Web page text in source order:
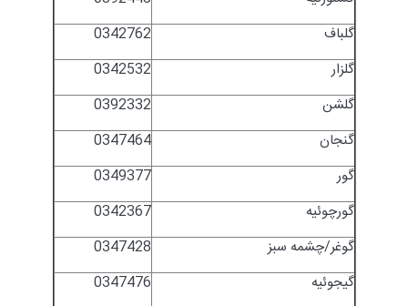
0342762
گلباف
0342532
گلزار
0392332
گلشن
0347464
گنجان
0349377
گور
0342367
گورچوئیه
0347428
گوغر/چشمه سبز
0347476
گیجوئیه